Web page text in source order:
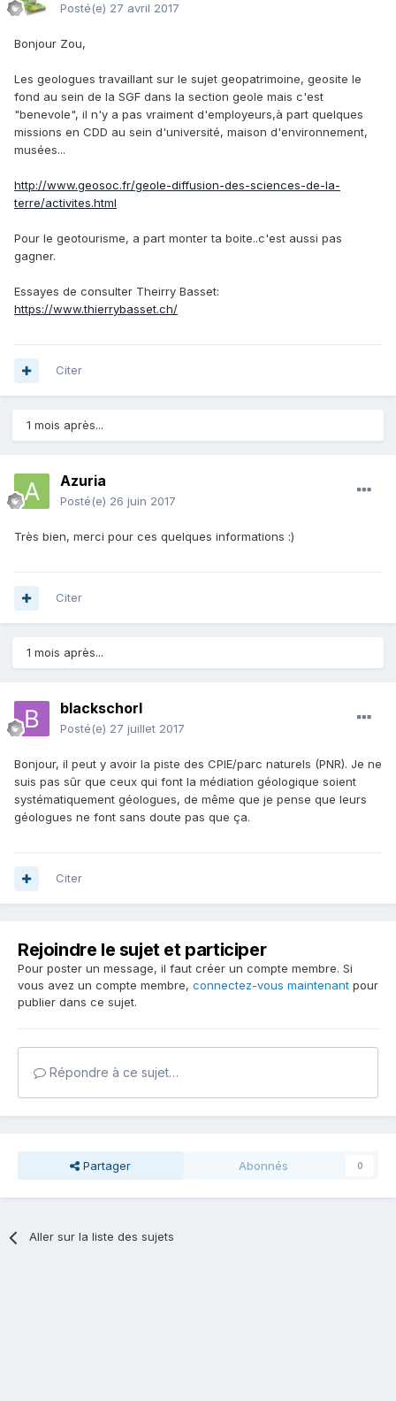
Posté(e) 27 avril 2017
Bonjour Zou,
Les geologues travaillant sur le sujet geopatrimoine, geosite le
fond au sein de la SGF dans la section geole mais c'est
"benevole", il n'y a pas vraiment d'employeurs,à part quelques
missions en CDD au sein d'université, maison d'environnement,
musées...
http://www.geosoc.fr/geole-diffusion-des-sciences-de-la-
terre/activites.html
Pour le geotourisme, a part monter ta boite..c'est aussi pas
gagner.
Essayes de consulter Theirry Basset:
https://www.thierrybasset.ch/
Citer
1 mois après...
Azuria
Posté(e) 26 juin 2017
Très bien, merci pour ces quelques informations :)
Citer
1 mois après...
blackschorl
Posté(e) 27 juillet 2017
Bonjour, il peut y avoir la piste des CPIE/parc naturels (PNR). Je ne
suis pas sûr que ceux qui font la médiation géologique soient
systématiquement géologues, de même que je pense que leurs
géologues ne font sans doute pas que ça.
Citer
Rejoindre le sujet et participer
Pour poster un message, il faut créer un compte membre. Si
vous avez un compte membre, connectez-vous maintenant pour
publier dans ce sujet.
Répondre à ce sujet…
Partager Abonnés 0
Aller sur la liste des sujets